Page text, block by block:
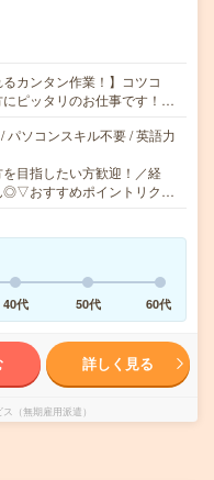
カンタン作業！】コツコ
ピッタリのお仕事です！…
パソコンスキル不要 / 英語力
目指したい方歓迎！／経
◎▽おすすめポイントリク…
40代 50代 60代
詳しく見る
（無期雇用派遣）